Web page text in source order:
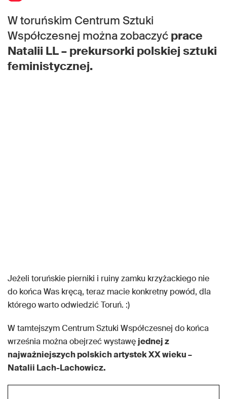
W toruńskim Centrum Sztuki
Współczesnej można zobaczyć prace
Natalii LL – prekursorki polskiej sztuki
feministycznej.
Jeżeli toruńskie pierniki i ruiny zamku krzyżackiego nie
do końca Was kręcą, teraz macie konkretny powód, dla
którego warto odwiedzić Toruń. :)
W tamtejszym Centrum Sztuki Współczesnej do końca
września można obejrzeć wystawę jednej z
najważniejszych polskich artystek XX wieku –
Natalii Lach-Lachowicz.